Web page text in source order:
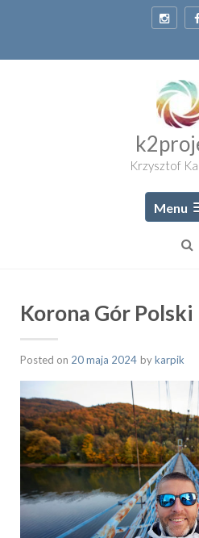
Krzysztof
Menu
Korona Gór Polski
Posted on 20 maja 2024 bykarpik